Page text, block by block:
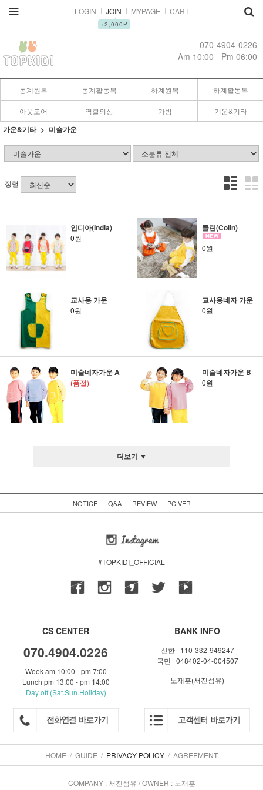
LOGIN JOIN
▲
+2,000P
MYPAGE CART
070-4904-0226
Am 10:00 - Pm 06:00
동계원복 동계활동복 하계원복 하계활동복
아웃도어 역할의상 가방 기운&기타
가운&기타 미술가운
정렬
인디아(India)
0원
콜린(Colin)
0원
교사용 가운
0원
교사용네자 가운
0원
미술네자가운 A
(품절)
미술네자가운 B
0원
더보기 ▼
NOTICE| Q&A| REVIEW| PC.VER
#TOPKIDI_OFFICIAL
CS CENTER
070.4904.0226
Week am 10:00 - pm 7:00
Lunch pm 13:00 - pm 14:00
Day off (Sat.Sun.Holiday)
BANK INFO
신한 110-332-949247
국민 048402-04-004507
노재훈(서진섬유)
HOME / GUIDE / PRIVACY POLICY / AGREEMENT
COMPANY : 서진섬유 / OWNER : 노재훈